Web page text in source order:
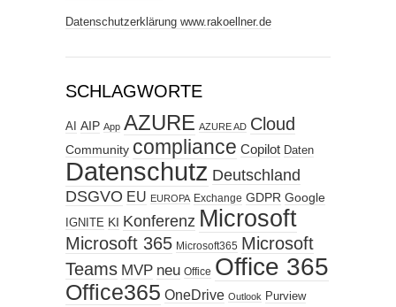
Datenschutzerklärung www.rakoellner.de
SCHLAGWORTE
AI AIP App AZURE AZURE AD Cloud
Community compliance Copilot Daten
Datenschutz Deutschland
DSGVO EU EUROPA Exchange GDPR Google
IGNITE KI Konferenz Microsoft
Microsoft 365 Microsoft365 Microsoft
Teams MVP neu Office Office 365
Office365 OneDrive Outlook Purview